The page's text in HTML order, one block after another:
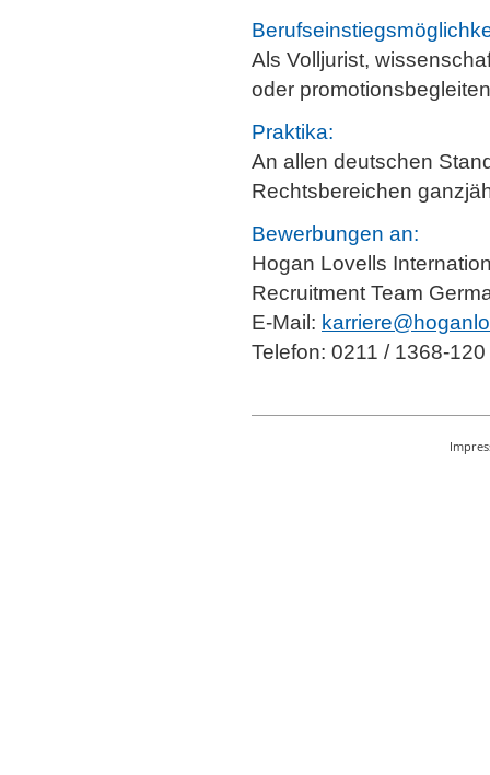
Als Volljurist,
oder
Praktika:
An allen deutschen
Rechtsbereichen
Bewerbungen an:
Hogan Lovells
Recruitment Team
E-Mail:
Telefon: 0211 / 1368-120